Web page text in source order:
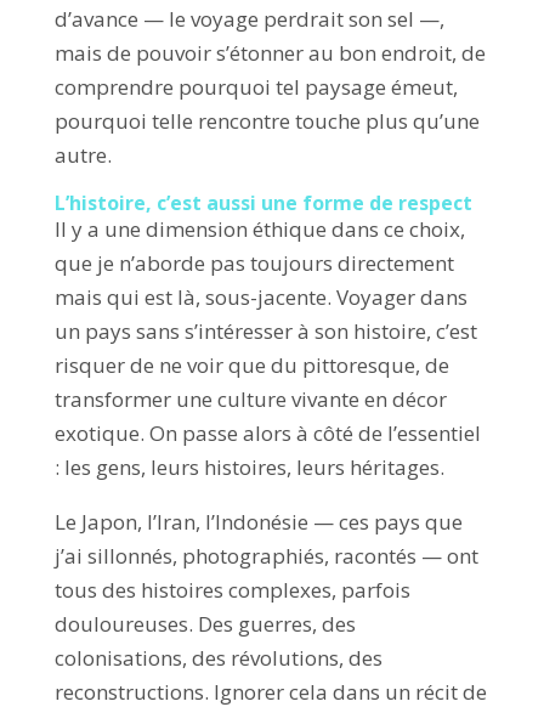
d’avance — le voyage perdrait son sel —,
mais de pouvoir s’étonner au bon endroit, de
comprendre pourquoi tel paysage émeut,
pourquoi telle rencontre touche plus qu’une
autre.
L’histoire, c’est aussi une forme de respect
Il y a une dimension éthique dans ce choix,
que je n’aborde pas toujours directement
mais qui est là, sous-jacente. Voyager dans
un pays sans s’intéresser à son histoire, c’est
risquer de ne voir que du pittoresque, de
transformer une culture vivante en décor
exotique. On passe alors à côté de l’essentiel
: les gens, leurs histoires, leurs héritages.
Le Japon, l’Iran, l’Indonésie — ces pays que
j’ai sillonnés, photographiés, racontés — ont
tous des histoires complexes, parfois
douloureuses. Des guerres, des
colonisations, des révolutions, des
reconstructions. Ignorer cela dans un récit de